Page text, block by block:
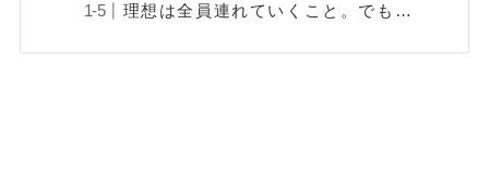
理想は全員連れていくこと。でも…